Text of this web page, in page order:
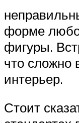
форме
фигуры.
что сложно
интерьер.
Стоит